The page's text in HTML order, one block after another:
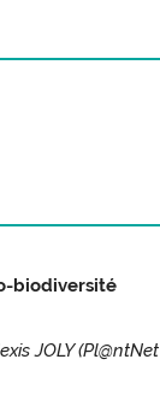
biodiversité
JOLY (Pl@ntNet